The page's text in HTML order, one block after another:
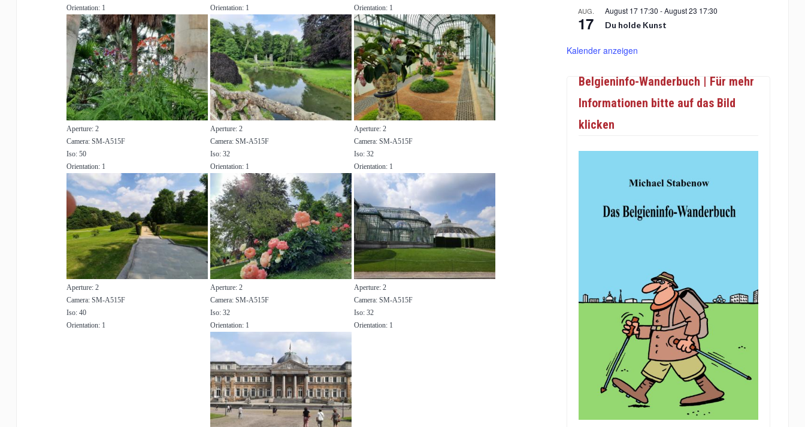
Orientation: 1
Orientation: 1
Orientation: 1
Aperture: 2
Camera: SM-A515F
Iso: 50
Orientation: 1
Aperture: 2
Camera: SM-A515F
Iso: 32
Orientation: 1
Aperture: 2
Camera: SM-A515F
Iso: 32
Orientation: 1
Aperture: 2
Camera: SM-A515F
Iso: 40
Orientation: 1
Aperture: 2
Camera: SM-A515F
Iso: 32
Orientation: 1
Aperture: 2
Camera: SM-A515F
Iso: 32
Orientation: 1
AUG.
17
August 17 17:30 -August 23 17:30
Du holde Kunst
Kalender anzeigen
Belgieninfo-Wanderbuch | Für mehr
Informationen bitte auf das Bild
klicken